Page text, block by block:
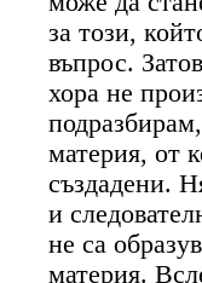
за този,
въпрос.
хора не
материя, от
създадени.
и
не са
материя.